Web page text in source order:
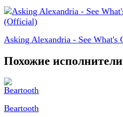
Asking Alexandria - See
Похожие исполнители
Beartooth